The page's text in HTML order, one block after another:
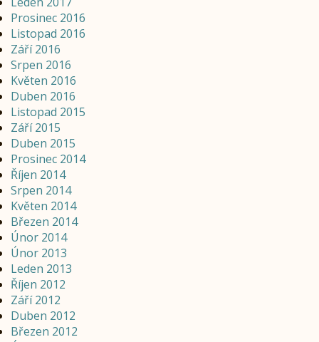
Prosinec 2016
Listopad 2016
Září 2016
Srpen 2016
Květen 2016
Duben 2016
Listopad 2015
Září 2015
Duben 2015
Prosinec 2014
Říjen 2014
Srpen 2014
Květen 2014
Březen 2014
Únor 2014
Únor 2013
Leden 2013
Říjen 2012
Září 2012
Duben 2012
Březen 2012